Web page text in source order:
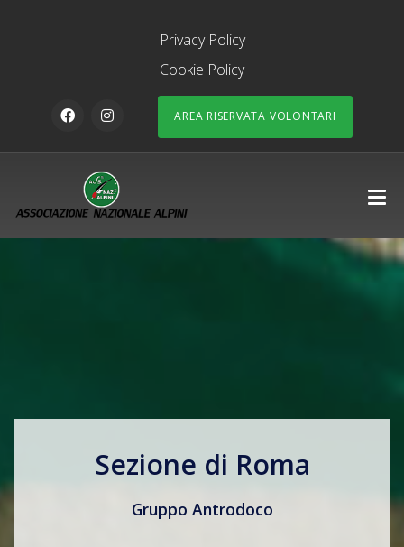
Privacy Policy
Cookie Policy
AREA RISERVATA VOLONTARI
Sezione di Roma
Gruppo Antrodoco